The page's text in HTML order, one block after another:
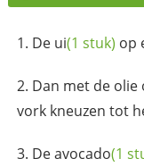
De ui(1 stuk) op
Dan met de olie
vork kneuzen tot
Deavocado(1